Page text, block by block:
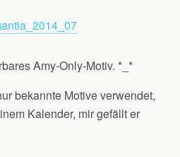
Amy-Only-Motiv. *_*
bekannte Motive verwendet,
Kalender, mir gefällt er